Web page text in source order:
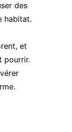
des
habitat.
et
pourrir.